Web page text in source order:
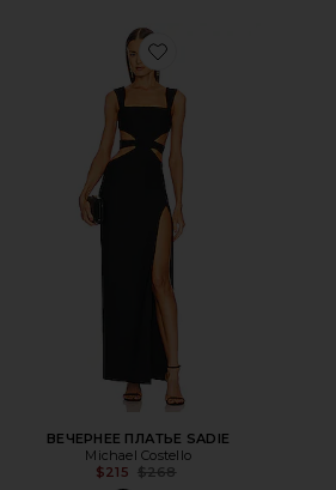
Favorite ВЕЧЕРНЕЕ ПЛАТЬЕ
ВЕЧЕРНЕЕ ПЛАТЬЕ SADIE
Michael Costello
$215 Previous price:
$268